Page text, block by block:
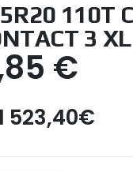
110T
3
€
523,40€